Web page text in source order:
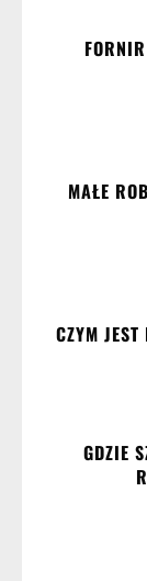
MAŁE
CZYM
GDZIE